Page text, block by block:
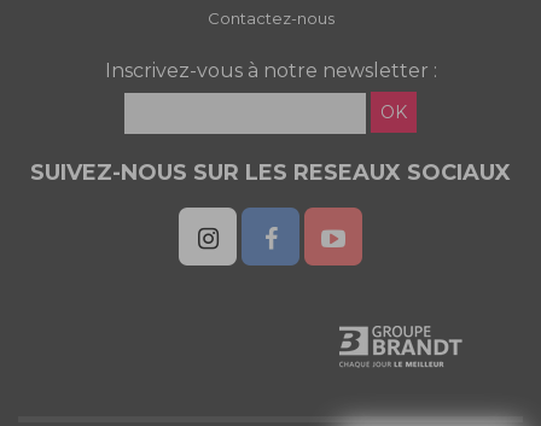
Contactez-nous
Inscrivez-vous à notre newsletter :
OK
SUIVEZ-NOUS SUR LES RESEAUX SOCIAUX